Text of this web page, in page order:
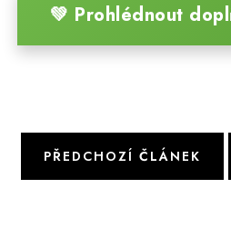
💚 Prohlédnout
PŘEDCHOZÍ ČLÁNEK